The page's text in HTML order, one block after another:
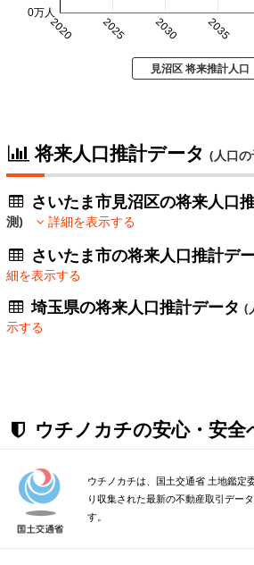
2020 2025 2030 2035
0万人
見沼区 将来推計人口
将来人口推計データ (人口
さいたま市見沼区の将来人口
測)
詳細を表示する
さいたま市の将来人口推計デ
細を表示する
埼玉県の将来人口推計データ(
示する
ウチノカチの安心・安全
ウチノカチは、国土交通省 土地鑑定
り収集された最新の不動産取引デー
す。